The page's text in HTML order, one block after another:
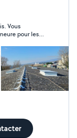
et plein
solutions
nous dès
gratuit.
pour les